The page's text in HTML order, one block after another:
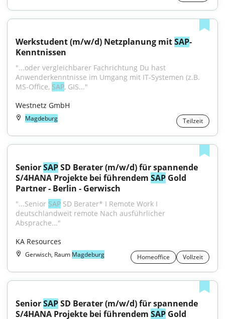
Werkstudent (m/w/d) Netzplanung mit SAP-
Kenntnissen
"...oder vergleichbarer Fachrichtung Du hast
Anwenderkenntnisse im Umgang mit IT-Systemen (z.B.
MS-Office, SAP, GIS..."
Westnetz GmbH
Magdeburg Teilzeit
Senior SAP SD Berater (m/w/d) für spannende
S/4HANA Projekte bei führendem SAP Gold
Partner - Berlin - Gerwisch
"...Senior SAP SD Berater* I Remote Work I
deutschlandweit remote Nach ausführlicher
Absprache..."
KA Resources
Gerwisch, Raum Magdeburg Homeoffice Vollzeit
Senior SAP SD Berater (m/w/d) für spannende
S/4HANA Projekte bei führendem SAP Gold